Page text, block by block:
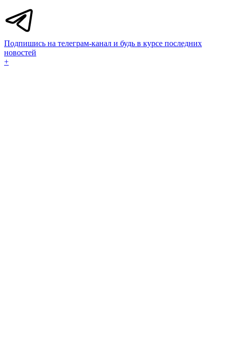
Подпишись на телеграм-канал и будь в курсе последних
новостей
+